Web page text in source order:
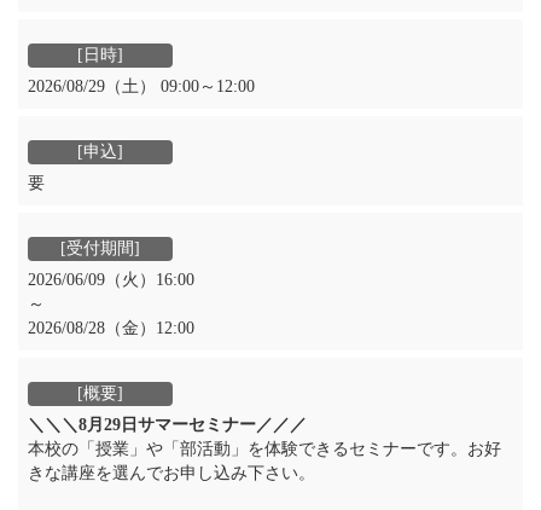
2026/08/29（土） 09:00～12:00
要
2026/06/09（火）16:00
～
2026/08/28（金）12:00
＼＼＼8月29日サマーセミナー／／／
本校の「授業」や「部活動」を体験できるセミナーです。お好
きな講座を選んでお申し込み下さい。